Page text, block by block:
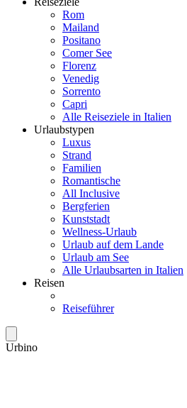
Rom
Mailand
Positano
Comer See
Florenz
Venedig
Sorrento
Capri
Alle Reiseziele in Italien
Urlaubstypen
Luxus
Strand
Familien
Romantische
All Inclusive
Bergferien
Kunststadt
Wellness-Urlaub
Urlaub auf dem Lande
Urlaub am See
Alle Urlaubsarten in Italien
Reisen
Reiseführer
Urbino